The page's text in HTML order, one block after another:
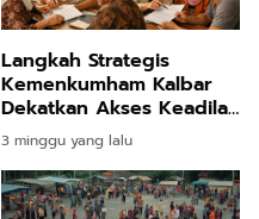
Langkah Strategis
Kemenkumham Kalbar
Dekatkan Akses Keadilan
Lewat Optimalisasi
Paralegal dan
Posbankumdes di
Pelosok Desa
3 minggu yang lalu